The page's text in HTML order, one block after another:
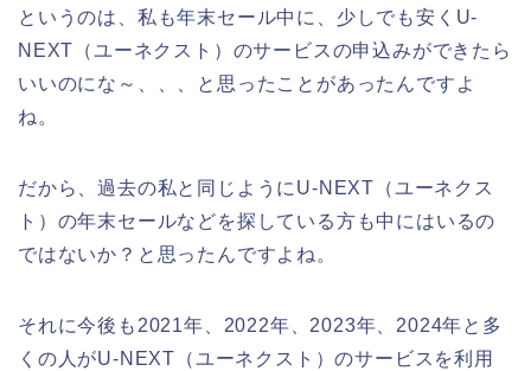
というのは、私も年末セール中に、少しでも安くU-
NEXT（ユーネクスト）のサービスの申込みができたら
いいのにな～、、、と思ったことがあったんですよ
ね。
だから、過去の私と同じようにU-NEXT（ユーネクス
ト）の年末セールなどを探している方も中にはいるの
ではないか？と思ったんですよね。
それに今後も2021年、2022年、2023年、2024年と多
くの人がU-NEXT（ユーネクスト）のサービスを利用